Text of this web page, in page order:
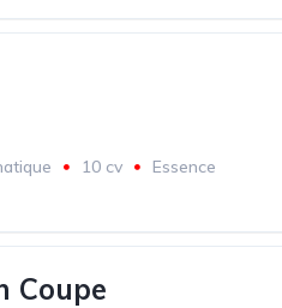
10 cv Essence
Coupe